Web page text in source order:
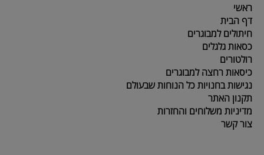
ראשי
דף הבית
חיתולים למבוגרים
כסאות גלגלים
רולטורים
כיסאות רחצה למבוגרים
נגישות בחנויות כל הנוחות שבעולם
תקנון האתר
מדיניות משלוחים והחזרות
צור קשר